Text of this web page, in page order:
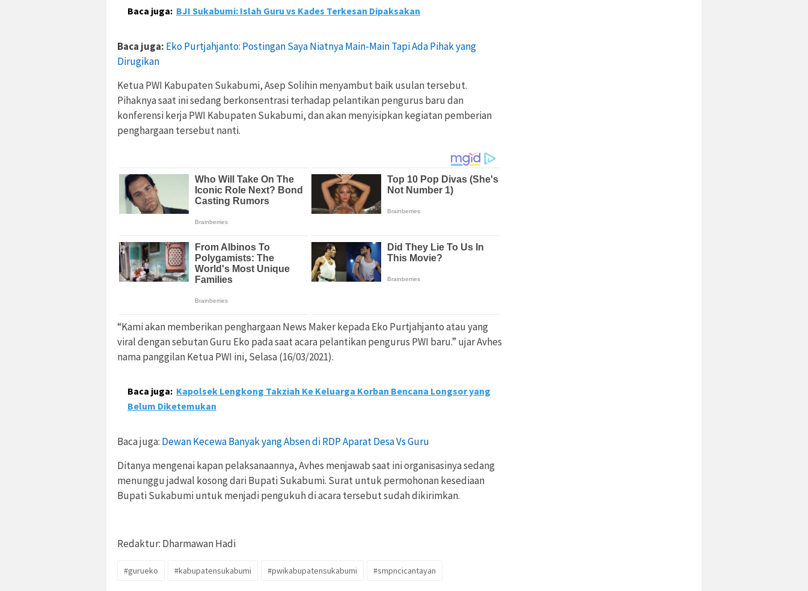
Baca juga: BJI Sukabumi: Islah Guru vs Kades Terkesan Dipaksakan
Baca juga: Eko Purtjahjanto: Postingan Saya Niatnya Main-Main Tapi Ada Pihak yang
Dirugikan
Ketua PWI Kabupaten Sukabumi, Asep Solihin menyambut baik usulan tersebut.
Pihaknya saat ini sedang berkonsentrasi terhadap pelantikan pengurus baru dan
konferensi kerja PWI Kabupaten Sukabumi, dan akan menyisipkan kegiatan pemberian
penghargaan tersebut nanti.
“Kami akan memberikan penghargaan News Maker kepada Eko Purtjahjanto atau yang
viral dengan sebutan Guru Eko pada saat acara pelantikan pengurus PWI baru.” ujar Avhes
nama panggilan Ketua PWI ini, Selasa (16/03/2021).
Baca juga: Kapolsek Lengkong Takziah Ke Keluarga Korban Bencana Longsor yang
Belum Diketemukan
Baca juga: Dewan Kecewa Banyak yang Absen di RDP Aparat Desa Vs Guru
Ditanya mengenai kapan pelaksanaannya, Avhes menjawab saat ini organisasinya sedang
menunggu jadwal kosong dari Bupati Sukabumi. Surat untuk permohonan kesediaan
Bupati Sukabumi untuk menjadi pengukuh di acara tersebut sudah dikirimkan.
Redaktur: Dharmawan Hadi
#gurueko #kabupatensukabumi #pwikabupatensukabumi #smpncicantayan